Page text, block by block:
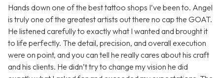
Hands down one of the best tattoo shops I’ve been to. Angel
is truly one of the greatest artists out there no cap the GOAT.
He listened carefully to exactly what I wanted and brought it
to life perfectly. The detail, precision, and overall execution
were on point, and you can tell he really cares about his craft
and his clients. He didn’t try to change my vision he did